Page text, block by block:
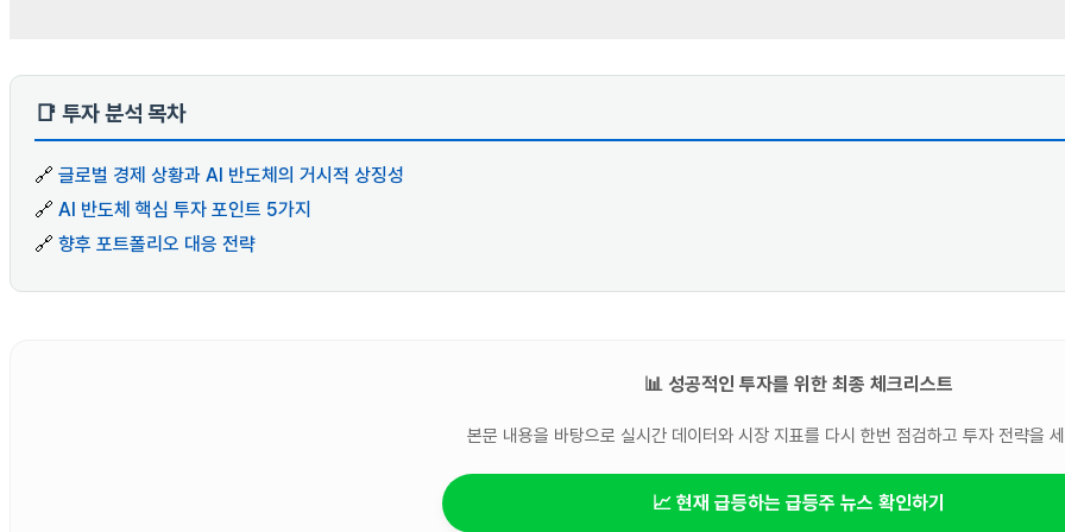
📑 투자 분석 목차
🔗 글로벌 경제 상황과 AI 반도체의 거시적 상징성
🔗 AI 반도체 핵심 투자 포인트 5가지
🔗 향후 포트폴리오 대응 전략
📊 성공적인 투자를 위한 최종 체크리스트
본문 내용을 바탕으로 실시간 데이터와 시장 지표를 다시 한번 점검하고 투자 전략을
📈 현재 급등하는 급등주 뉴스 확인하기